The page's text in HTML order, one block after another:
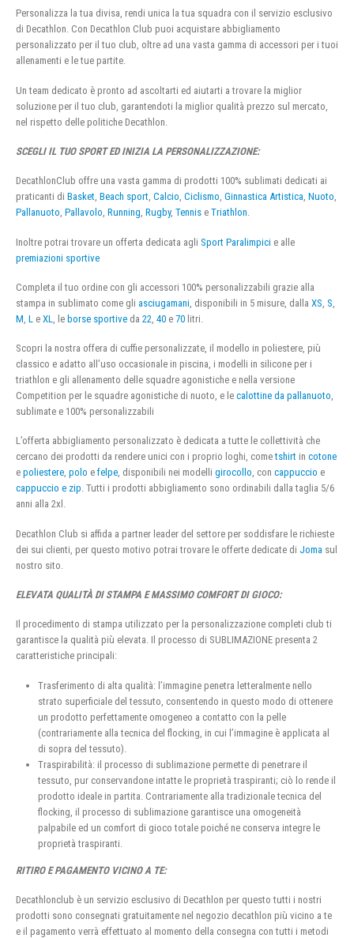
Personalizza la tua divisa, rendi unica la tua squadra con il servizio esclusivo
di Decathlon. Con Decathlon Club puoi acquistare abbigliamento
personalizzato per il tuo club, oltre ad una vasta gamma di accessori per i tuoi
allenamenti e le tue partite.
Un team dedicato è pronto ad ascoltarti ed aiutarti a trovare la miglior
soluzione per il tuo club, garantendoti la miglior qualità prezzo sul mercato,
nel rispetto delle politiche Decathlon.
SCEGLI IL TUO SPORT ED INIZIA LA PERSONALIZZAZIONE:
DecathlonClub offre una vasta gamma di prodotti 100% sublimati dedicati ai
praticanti di Basket, Beach sport, Calcio, Ciclismo, Ginnastica Artistica, Nuoto,
Pallanuoto, Pallavolo, Running, Rugby, Tennis e Triathlon.
Inoltre potrai trovare un offerta dedicata agli Sport Paralimpici e alle
premiazioni sportive
Completa il tuo ordine con gli accessori 100% personalizzabili grazie alla
stampa in sublimato come gli asciugamani , disponibili in 5 misure, dalla XS S
M L e XL , le borse sportive da 22 40 e 70 litri.
Scopri la nostra offera di cuffie personalizzate, il modello in poliestere, più
classico e adatto all’uso occasionale in piscina, i modelli in silicone per i
triathlon e gli allenamento delle squadre agonistiche e nella versione
Competition per le squadre agonistiche di nuoto, e le calottine da pallanuoto,
sublimate e 100% personalizzabili
L’offerta abbigliamento personalizzato è dedicata a tutte le collettività che
cercano dei prodotti da rendere unici con i proprio loghi, cometshirt in cotone
e poliestere, polo e felpe, disponibili nei modelli girocollo, con cappuccio e
cappuccio e zip. Tutti i prodotti abbigliamento sono ordinabili dalla taglia 5/6
anni alla 2xl.
Decathlon Club si affida a partner leader del settore per soddisfare le richieste
dei sui clienti, per questo motivo potrai trovare le offerte dedicate di Joma sul
nostro sito.
ELEVATA QUALITÀ DI STAMPA E MASSIMO COMFORT DI GIOCO:
Il procedimento di stampa utilizzato per la personalizzazione completi club ti
garantisce la qualità più elevata. Il processo di SUBLIMAZIONE presenta 2
caratteristiche principali:
Trasferimento di alta qualità: l’immagine penetra letteralmente nello
strato superficiale del tessuto, consentendo in questo modo di ottenere
un prodotto perfettamente omogeneo a contatto con la pelle
(contrariamente alla tecnica del flocking, in cui l’immagine è applicata al
di sopra del tessuto).
Traspirabilità: il processo di sublimazione permette di penetrare il
tessuto, pur conservandone intatte le proprietà traspiranti; ciò lo rende il
prodotto ideale in partita. Contrariamente alla tradizionale tecnica del
flocking, il processo di sublimazione garantisce una omogeneità
palpabile ed un comfort di gioco totale poiché ne conserva integre le
proprietà traspiranti.
RITIRO E PAGAMENTO VICINO A TE:
Decathlonclub è un servizio esclusivo di Decathlon per questo tutti i nostri
prodotti sono consegnati gratuitamente nel negozio decathlon più vicino a te
e il pagamento verrà effettuato al momento della consegna con tutti i metodi